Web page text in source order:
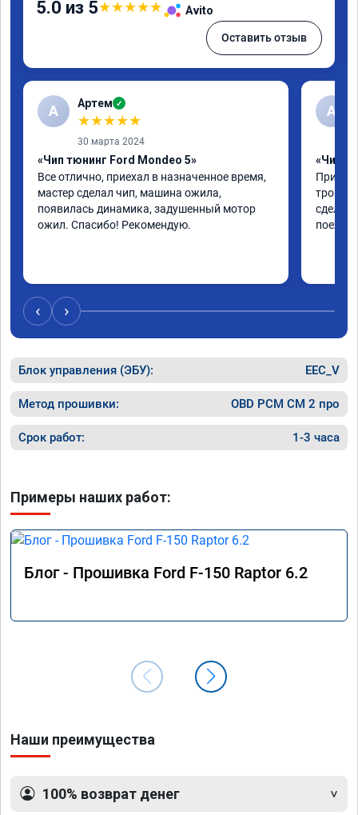
5.0 из 5★★★★★ Avito
Оставить отзыв
А Артем ✓
★★★★★
30 марта 2024
«Чип тюнинг Ford Mondeo 5»
Все отлично, приехал в назначенное время,
мастер сделал чип, машина ожила,
появилась динамика, задушенный мотор
ожил. Спасибо! Рекомендую.
А
«Чип
троила
‹ ›
Блок управления (ЭБУ): EEC_V
Метод прошивки: OBD PCM СМ 2 про
Срок работ: 1-3 часа
Примеры наших работ:
Блог - Прошивка Ford F-150 Raptor 6.2
Наши преимущества
100% возврат денег